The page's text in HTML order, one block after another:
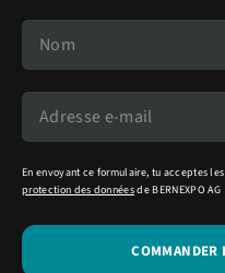
En envoyant ce formulaire, tu acceptes les
protection des donnéesde BERNEXPO AG